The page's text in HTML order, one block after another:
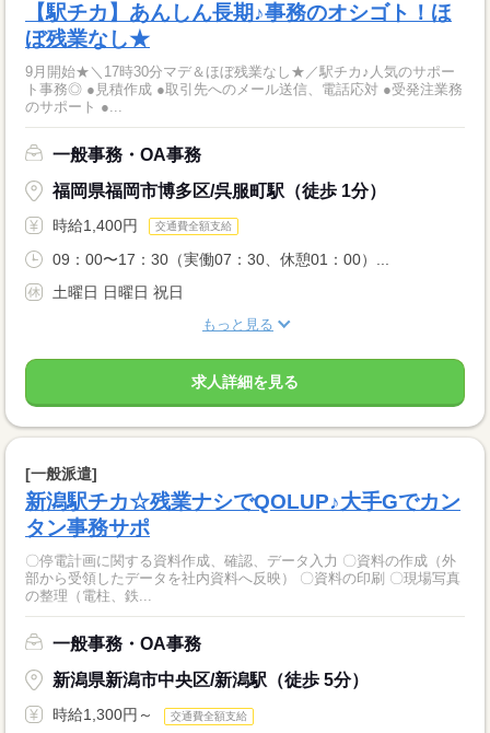
【駅チカ】あんしん長期♪事務のオシゴト！ほ
ぼ残業なし★
9月開始★＼17時30分マデ＆ほぼ残業なし★／駅チカ♪人気のサポー
ト事務◎ ●見積作成 ●取引先へのメール送信、電話応対 ●受発注業務
のサポート ●...
一般事務・OA事務
福岡県福岡市博多区/呉服町駅（徒歩 1分）
時給1,400円 交通費全額支給
09：00〜17：30（実働07：30、休憩01：00）...
土曜日 日曜日 祝日
もっと見る
求人詳細を見る
[一般派遣]
新潟駅チカ☆残業ナシでQOLUP♪大手Gでカン
タン事務サポ
〇停電計画に関する資料作成、確認、データ入力 〇資料の作成（外
部から受領したデータを社内資料へ反映） 〇資料の印刷 〇現場写真
の整理（電柱、鉄...
一般事務・OA事務
新潟県新潟市中央区/新潟駅（徒歩 5分）
時給1,300円～ 交通費全額支給